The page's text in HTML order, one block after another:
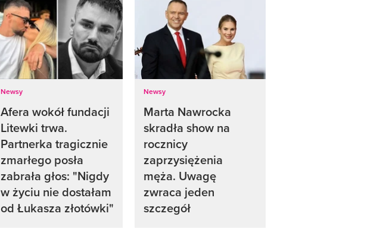
Newsy
Afera wokół fundacji
Litewki trwa.
Partnerka tragicznie
zmarłego posła
zabrała głos: "Nigdy
w życiu nie dostałam
od Łukasza złotówki"
Newsy
Marta Nawrocka
skradła show na
rocznicy
zaprzysiężenia
męża. Uwagę
zwraca jeden
szczegół